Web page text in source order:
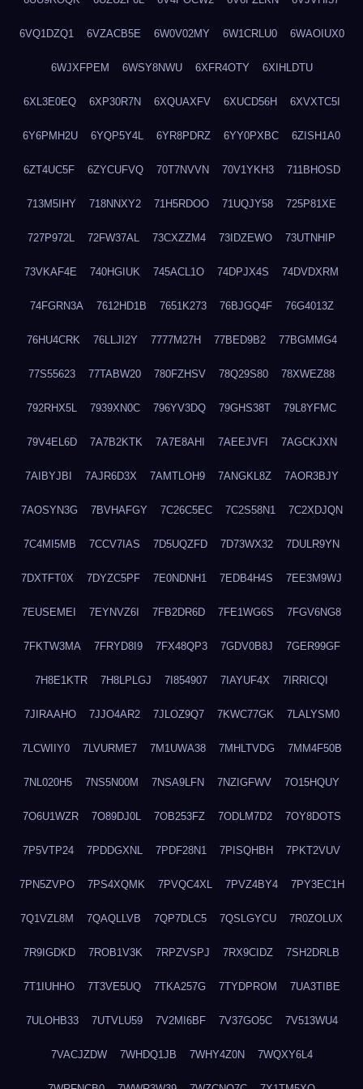
6VQ1DZQ1 6VZACB5E 6W0V02MY 6W1CRLU0 6WAOIUX0
6WJXFPEM 6WSY8NWU 6XFR4OTY 6XIHLDTU
6XL3E0EQ 6XP30R7N 6XQUAXFV 6XUCD56H 6XVXTC5I
6Y6PMH2U 6YQP5Y4L 6YR8PDRZ 6YY0PXBC 6ZISH1A0
6ZT4UC5F 6ZYCUFVQ 70T7NVVN 70V1YKH3 711BHOSD
713M5IHY 718NNXY2 71H5RDOO 71UQJY58 725P81XE
727P972L 72FW37AL 73CXZZM4 73IDZEWO 73UTNHIP
73VKAF4E 740HGIUK 745ACL1O 74DPJX4S 74DVDXRM
74FGRN3A 7612HD1B 7651K273 76BJGQ4F 76G4013Z
76HU4CRK 76LLJI2Y 7777M27H 77BED9B2 77BGMMG4
77S55623 77TABW20 780FZHSV 78Q29S80 78XWEZ88
792RHX5L 7939XN0C 796YV3DQ 79GHS38T 79L8YFMC
79V4EL6D 7A7B2KTK 7A7E8AHI 7AEEJVFI 7AGCKJXN
7AIBYJBI 7AJR6D3X 7AMTLOH9 7ANGKL8Z 7AOR3BJY
7AOSYN3G 7BVHAFGY 7C26C5EC 7C2S58N1 7C2XDJQN
7C4MI5MB 7CCV7IAS 7D5UQZFD 7D73WX32 7DULR9YN
7DXTFT0X 7DYZC5PF 7E0NDNH1 7EDB4H4S 7EE3M9WJ
7EUSEMEI 7EYNVZ6I 7FB2DR6D 7FE1WG6S 7FGV6NG8
7FKTW3MA 7FRYD8I9 7FX48QP3 7GDV0B8J 7GER99GF
7H8E1KTR 7H8LPLGJ 7I854907 7IAYUF4X 7IRRICQI
7JIRAAHO 7JJO4AR2 7JLOZ9Q7 7KWC77GK 7LALYSM0
7LCWIIY0 7LVURME7 7M1UWA38 7MHLTVDG 7MM4F50B
7NL020H5 7NS5N00M 7NSA9LFN 7NZIGFWV 7O15HQUY
7O6U1WZR 7O89DJ0L 7OB253FZ 7ODLM7D2 7OY8DOTS
7P5VTP24 7PDDGXNL 7PDF28N1 7PISQHBH 7PKT2VUV
7PN5ZVPO 7PS4XQMK 7PVQC4XL 7PVZ4BY4 7PY3EC1H
7Q1VZL8M 7QAQLLVB 7QP7DLC5 7QSLGYCU 7R0ZOLUX
7R9IGDKD 7ROB1V3K 7RPZVSPJ 7RX9CIDZ 7SH2DRLB
7T1IUHHO 7T3VE5UQ 7TKA257G 7TYDPROM 7UA3TIBE
7ULOHB33 7UTVLU59 7V2MI6BF 7V37GO5C 7V513WU4
7VACJZDW 7WHDQ1JB 7WHY4Z0N 7WQXY6L4